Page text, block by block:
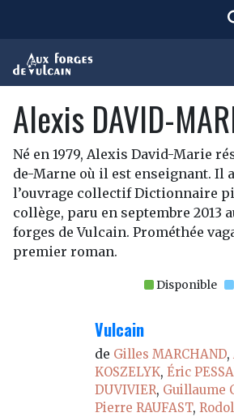
Alexis DAVID-
Né en 1979, Alexis David-Marie
de-Marne où il est enseignant. Il
l’ouvrage collectifDictionnaire
collège, paru en septembre 2013
forges de Vulcain. Prométhée
premier roman.
Disponible
Vulcain
de Gilles MARCHAND,
KOSZELYK,Éric
DUVIVIER, Guillaume
Pierre RAUFAST,